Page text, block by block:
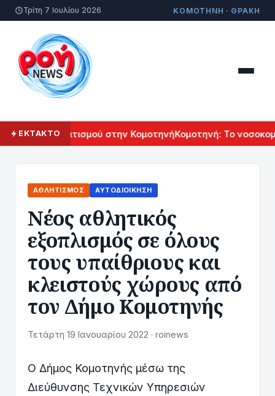
Τρίτη 7 Ιουλίου 2026 ΚΟΜΟΤΗΝΗ · ΘΡΑΚΗ
ΕΚΤΑΚΤΟΠολιτισμού στην ΚομοτηνήΚομοτηνή: Το
ΑΘΛΗΤΙΣΜΌΣ ΑΥΤΟΔΙΟΊΚΗΣΗ
Νέος αθλητικός
εξοπλισμός σε όλους
τους υπαίθριους και
κλειστούς χώρους από
τον Δήμο Κομοτηνής
Τετάρτη 19 Ιανουαρίου 2022 · roinews
Ο Δήμος Κομοτηνής μέσω της
Διεύθυνσης Τεχνικών Υπηρεσιών